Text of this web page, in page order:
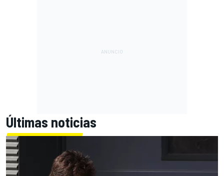
Últimas noticias